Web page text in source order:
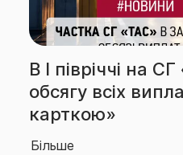
За підсумками
вчергове
абсолютного
Більше